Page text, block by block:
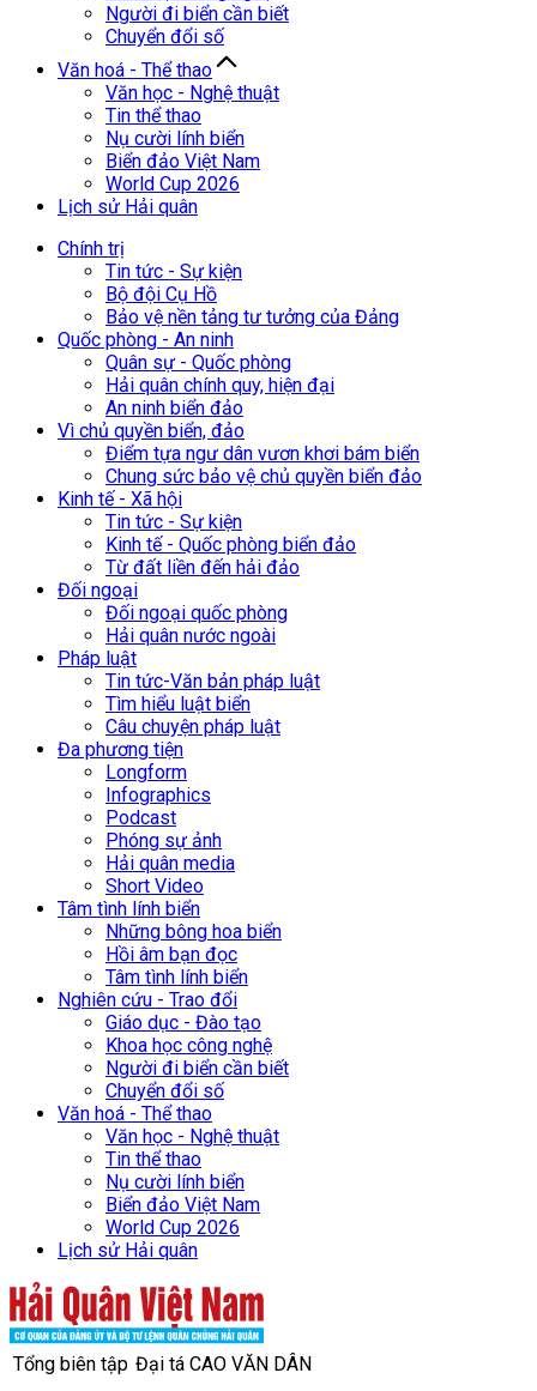
Người đi biển cần biết
Chuyển đổi số
Văn hoá - Thể thao
Văn học - Nghệ thuật
Tin thể thao
Nụ cười lính biển
Biển đảo Việt Nam
World Cup 2026
Lịch sử Hải quân
Chính trị
Tin tức - Sự kiện
Bộ đội Cụ Hồ
Bảo vệ nền tảng tư tưởng của Đảng
Quốc phòng - An ninh
Quân sự - Quốc phòng
Hải quân chính quy, hiện đại
An ninh biển đảo
Vì chủ quyền biển, đảo
Điểm tựa ngư dân vươn khơi bám biển
Chung sức bảo vệ chủ quyền biển đảo
Kinh tế - Xã hội
Tin tức - Sự kiện
Kinh tế - Quốc phòng biển đảo
Từ đất liền đến hải đảo
Đối ngoại
Đối ngoại quốc phòng
Hải quân nước ngoài
Pháp luật
Tin tức-Văn bản pháp luật
Tìm hiểu luật biển
Câu chuyện pháp luật
Đa phương tiện
Longform
Infographics
Podcast
Phóng sự ảnh
Hải quân media
Short Video
Tâm tình lính biển
Những bông hoa biển
Hồi âm bạn đọc
Tâm tình lính biển
Nghiên cứu - Trao đổi
Giáo dục - Đào tạo
Khoa học công nghệ
Người đi biển cần biết
Chuyển đổi số
Văn hoá - Thể thao
Văn học - Nghệ thuật
Tin thể thao
Nụ cười lính biển
Biển đảo Việt Nam
World Cup 2026
Lịch sử Hải quân
Tổng biên tập Đại tá CAO VĂN DÂN